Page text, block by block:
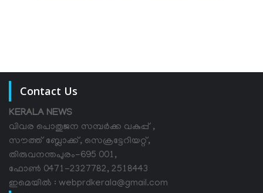
Contact Us
KERALA NEWS
വിവര പൊതുജന സമ്പര്‍ക്ക വകുപ്പ് ,
സൗത്ത് ബ്ലോക്ക്, സെക്രട്ടേറിയറ്റ്,
തിരുവനന്തപുരം-695 001,
ഫോൺ 0471-2327782, 2518443
ഇമെയിൽ : webprdkerala@gmail.com